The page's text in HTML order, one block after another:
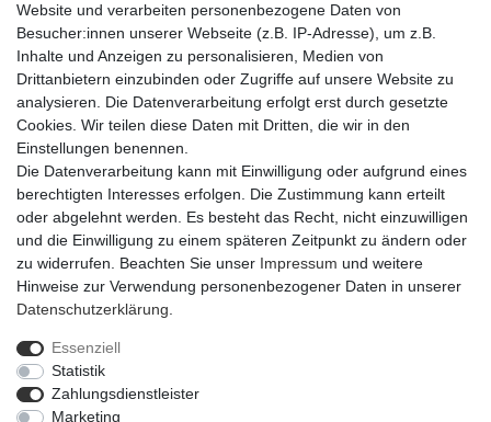
Impressum
Website und verarbeiten personenbezogene Daten von
Besucher:innen unserer Webseite (z.B. IP-Adresse), um z.B.
Inhalte und Anzeigen zu personalisieren, Medien von
Drittanbietern einzubinden oder Zugriffe auf unsere Website zu
analysieren. Die Datenverarbeitung erfolgt erst durch gesetzte
Cookies. Wir teilen diese Daten mit Dritten, die wir in den
Einstellungen benennen.
Die Datenverarbeitung kann mit Einwilligung oder aufgrund eines
berechtigten Interesses erfolgen. Die Zustimmung kann erteilt
oder abgelehnt werden. Es besteht das Recht, nicht einzuwilligen
und die Einwilligung zu einem späteren Zeitpunkt zu ändern oder
zu widerrufen. Beachten Sie unser Impressum und weitere
Hinweise zur Verwendung personenbezogener Daten in unserer
Daten­schutz­erklärung
Essenziell
Statistik
Zahlungsdienstleister
Marketing